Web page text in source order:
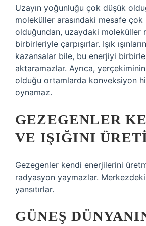
Uzayın yoğunluğu çok düşük
moleküller arasındaki mesafe çok
olduğundan, uzaydaki moleküller
birbirleriyle çarpışırlar. Işık
kazansalar bile, bu enerjiyi
aktaramazlar. Ayrıca,
olduğu ortamlarda konveksiyon
oynamaz.
GEZEGENLER
VE IŞIĞINI
Gezegenler kendi enerjilerini
radyasyon yaymazlar. Merkezdeki
yansıtırlar.
GÜNEŞ